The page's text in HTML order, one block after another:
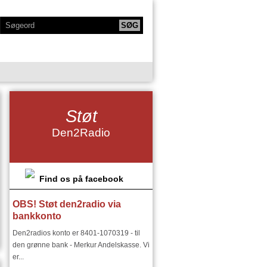
NY SERIE - BODYTALK
NY SERIE OM HAFNIA
KLANGKAMMERET
DEN2RADIO - SNART 18 ÅR
I ØSTEUROPA I 1900 TALLET
Støt
Den2Radio
Find os på facebook
OBS! Støt den2radio via
bankkonto
Den2radios konto er 8401-1070319 - til
den grønne bank - Merkur Andelskasse. Vi
er...